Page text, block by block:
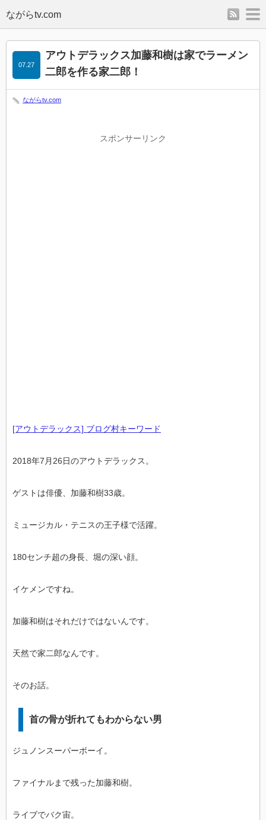
rss
アウトデラックス加藤和樹は家でラーメン
二郎を作る家二郎！
07.27
ながらtv.com
スポンサーリンク
[アウトデラックス] ブログ村キーワード
2018年7月26日のアウトデラックス。
ゲストは俳優、加藤和樹33歳。
ミュージカル・テニスの王子様で活躍。
180センチ超の身長、堀の深い顔。
イケメンですね。
加藤和樹はそれだけではないんです。
天然で家二郎なんです。
そのお話。
首の骨が折れてもわからない男
ジュノンスーパーボーイ。
ファイナルまで残った加藤和樹。
ライブでバク宙。